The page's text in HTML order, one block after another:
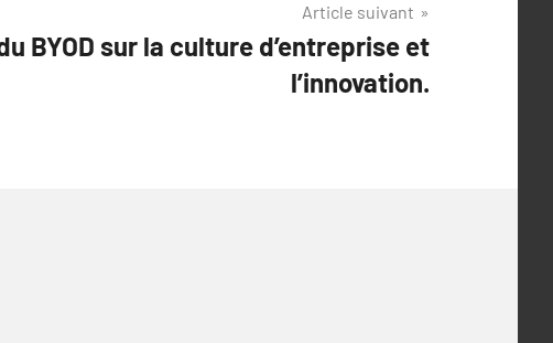
Article suivant
BYOD sur la culture d’entreprise et
l’innovation.